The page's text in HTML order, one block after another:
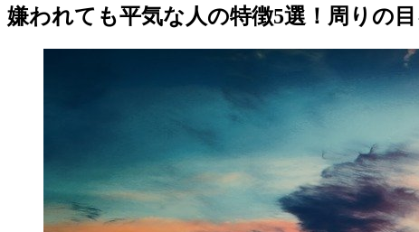
嫌われても平気な人の特徴5選！周りの